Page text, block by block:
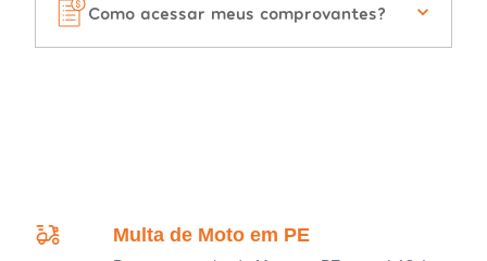
Como acessar meus comprovantes?
Multa de Moto em PE